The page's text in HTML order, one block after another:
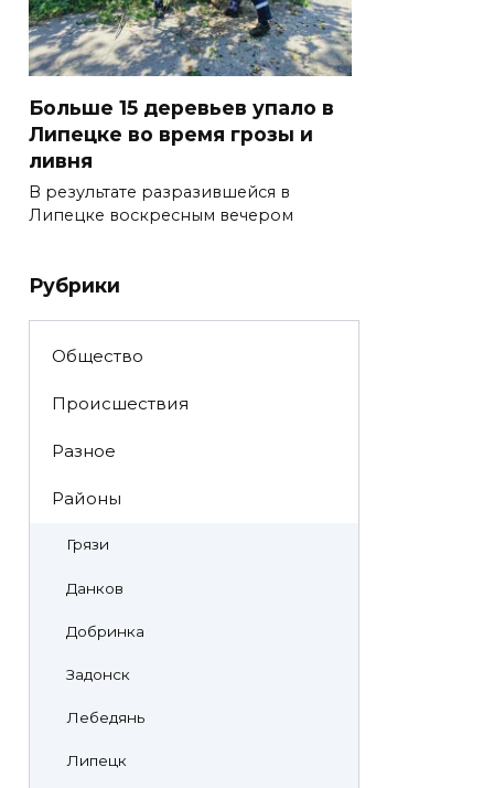
Больше 15 деревьев упало в
Липецке во время грозы и
ливня
В результате разразившейся в
Липецке воскресным вечером
Рубрики
Общество
Происшествия
Разное
Районы
Грязи
Данков
Добринка
Задонск
Лебедянь
Липецк